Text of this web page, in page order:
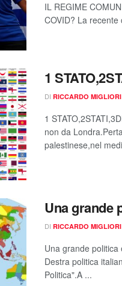
IL REGIME
COVID? La
1
DI RICCARDO MIGLIORI
1
non da
palestinese,nel
Una grande
DI RICCARDO MIGLIORI
Una grande
Destra politica
Politica".A ...